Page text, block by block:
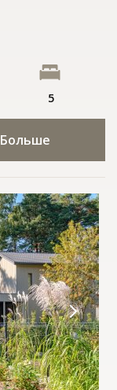
5
Больше